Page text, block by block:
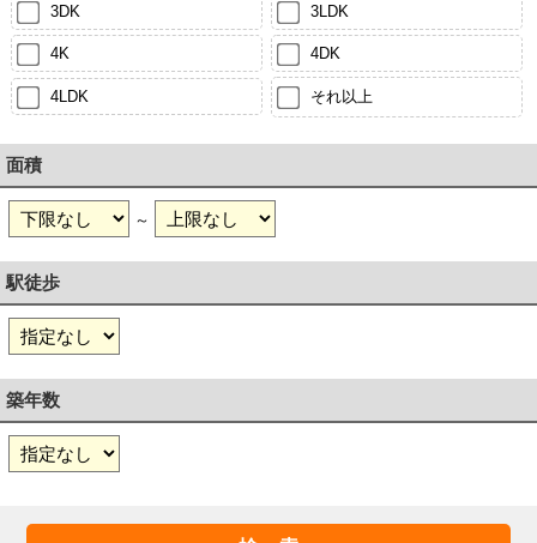
3DK 3LDK
4K 4DK
4LDK それ以上
面積
～
駅徒歩
築年数